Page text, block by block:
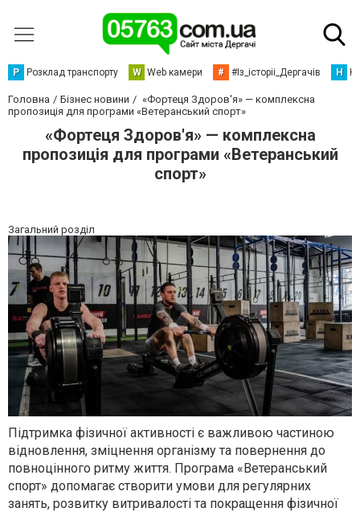
Р Розклад транспорту W Web камери # #Із_історіі_Дергачів Н
Головна Бізнес новини
«Фортеця Здоров'я» — комплексна
пропозиція для програми «Ветеранський спорт»
«Фортеця Здоров'я» — комплексна
пропозиція для програми «Ветеранський
спорт»
Загальний розділ
Підтримка фізичної активності є важливою частиною
відновлення, зміцнення організму та повернення до
повноцінного ритму життя. Програма «Ветеранський
спорт» допомагає створити умови для регулярних
занять, розвитку витривалості та покращення фізичної